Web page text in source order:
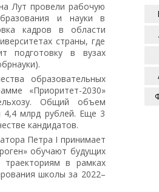
Лут провели рабочую
и науки в
кадров в области
страны, где
подготовку в вузах
образовательных
«Приоритет-2030»
Общий объем
4,4 млрд рублей. Еще 3
кандидатов.
Петра I принимает
обучают будущих
траекториям в рамках
школы за 2022–